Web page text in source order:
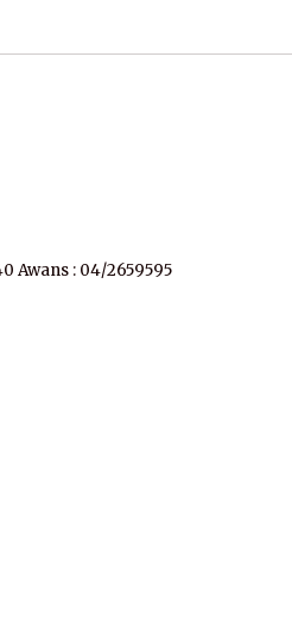
Awans : 04/2659595